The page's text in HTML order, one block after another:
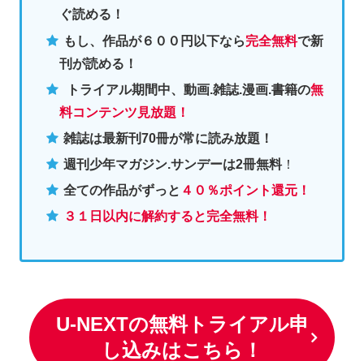
ぐ読める！
もし、作品が６００円以下なら完全無料で新
刊が読める！
トライアル期間中、動画.雑誌.漫画.書籍の無
料コンテンツ見放題！
雑誌は最新刊70冊が常に読み放題！
週刊少年マガジン.サンデーは2冊無料！
全ての作品がずっと ４０％ポイント還元！
３１日以内に解約すると完全無料！
U-NEXTの無料トライアル申
し込みはこちら！